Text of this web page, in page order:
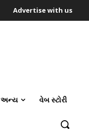
Advertise with us
અન્ય વેબ સ્ટોરી